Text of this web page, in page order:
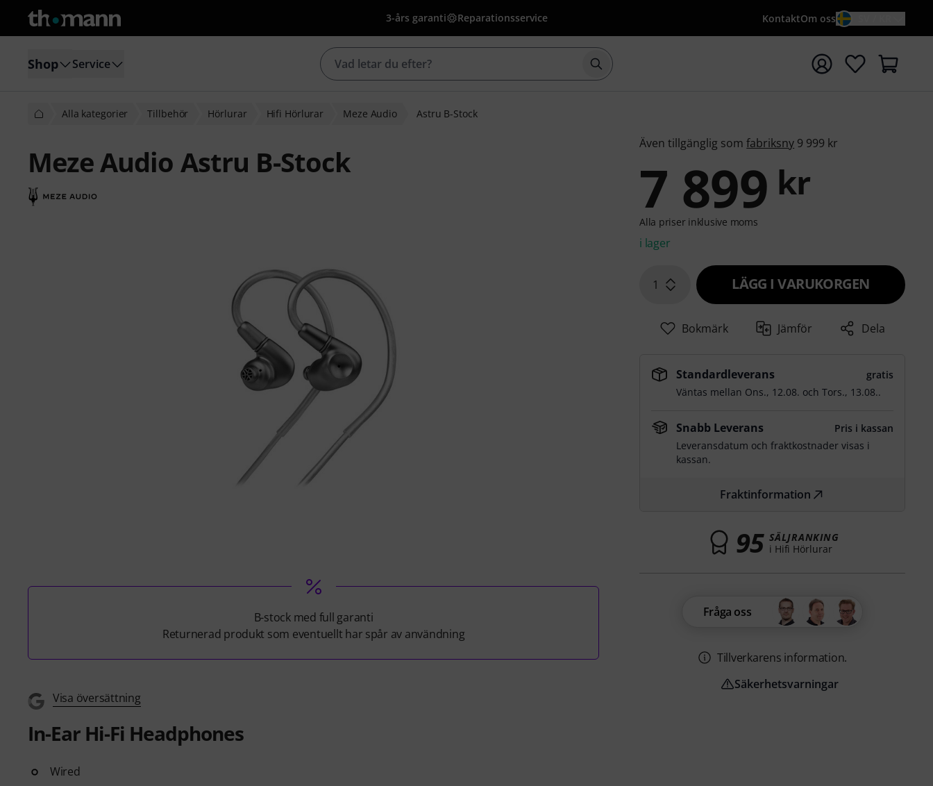
3-års garanti Reparationsservice KontaktOm oss
Shop Service Börja sökningen med söktermen {searchTerm}
Alla kategorier Tillbehör Hörlurar Hifi Hörlurar Meze Audio Astru B-Stock
Meze Audio Astru B-Stock
B-stock med full garanti
Returnerad produkt som eventuellt har spår av användning
Visa översättning
In-Ear Hi-Fi Headphones
Wired
Även tillgänglig somfabriksny 9 999 kr
7 899 kr
Alla priser inklusive moms
i lager
1 LÄGG I VARUKORGEN
Bokmärk Jämför Dela
Standardleverans
gratis
Väntas mellan Ons., 12.08. ochTors., 13.08..
Snabb Leverans
Pris i kassan
Leveransdatum och fraktkostnader visas i
kassan.
Fraktinformation
95 SÄLJRANKING
i Hifi Hörlurar
Fråga oss
Tillverkarens information.
Säkerhetsvarningar